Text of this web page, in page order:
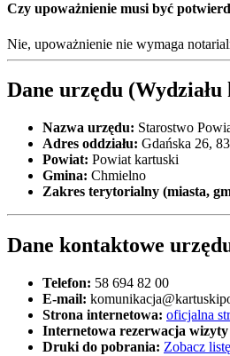
Czy upoważnienie musi być
Nie, upoważnienie nie wymaga
Dane urzędu
Nazwa urzędu: Starostwo
Adres oddziału: Gdańska 26,
Powiat: Powiat kartuski
Gmina: Chmielno
Zakres terytorialny (miasta,
Dane kontaktowe
Telefon: 58 694 82 00
E-mail:
Strona internetowa: oficjalna
Internetowa rezerwacja
Druki do pobrania: Zobacz